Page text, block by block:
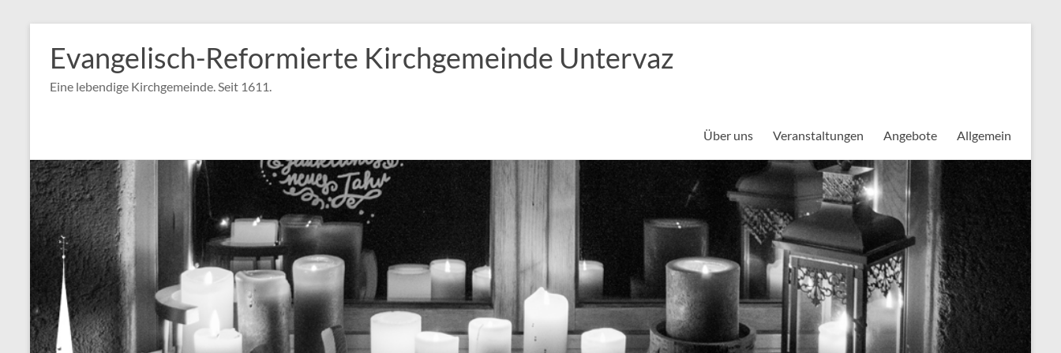
Inhalt
springen
Evangelisch-Reformierte Kirchgemeinde Untervaz
Eine lebendige Kirchgemeinde. Seit 1611.
Über uns Veranstaltungen Angebote Allgemein